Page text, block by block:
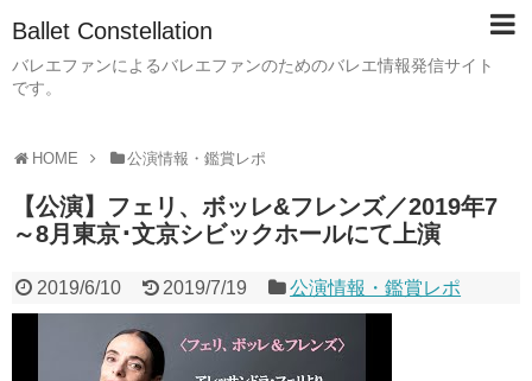
Ballet Constellation
バレエファンによるバレエファンのためのバレエ情報発信サイト
です。
HOME 公演情報・鑑賞レポ
【公演】フェリ、ボッレ&フレンズ／2019年7
～8月東京･文京シビックホールにて上演
2019/6/10 2019/7/19 公演情報・鑑賞レポ